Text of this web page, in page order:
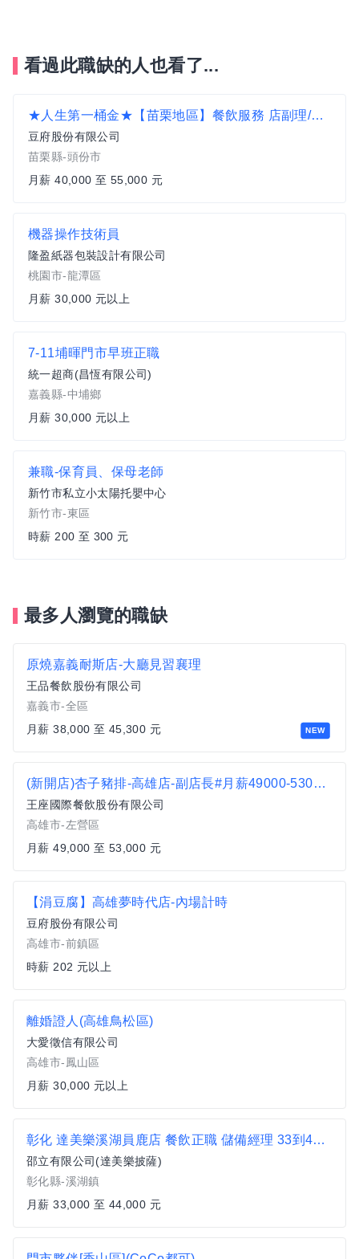
看過此職缺的人也看了...
★人生第一桶金★【苗栗地區】餐飲服務 店副理/店襄理
豆府股份有限公司
苗栗縣-頭份市
月薪 40,000 至 55,000 元
機器操作技術員
隆盈紙器包裝設計有限公司
桃園市-龍潭區
月薪 30,000 元以上
7-11埔暉門市早班正職
統一超商(昌恆有限公司)
嘉義縣-中埔鄉
月薪 30,000 元以上
兼職-保育員、保母老師
新竹市私立小太陽托嬰中心
新竹市-東區
時薪 200 至 300 元
最多人瀏覽的職缺
NEW
原燒嘉義耐斯店-大廳見習襄理
王品餐飲股份有限公司
嘉義市-全區
月薪 38,000 至 45,300 元
(新開店)杏子豬排-高雄店-副店長#月薪49000-53000 #另有門市達標獎金
王座國際餐飲股份有限公司
高雄市-左營區
月薪 49,000 至 53,000 元
【涓豆腐】高雄夢時代店-內場計時
豆府股份有限公司
高雄市-前鎮區
時薪 202 元以上
離婚證人(高雄鳥松區)
大愛徵信有限公司
高雄市-鳳山區
月薪 30,000 元以上
彰化 達美樂溪湖員鹿店 餐飲正職 儲備經理 33到44k 無經驗可 員工旅遊
邵立有限公司(達美樂披薩)
彰化縣-溪湖鎮
月薪 33,000 至 44,000 元